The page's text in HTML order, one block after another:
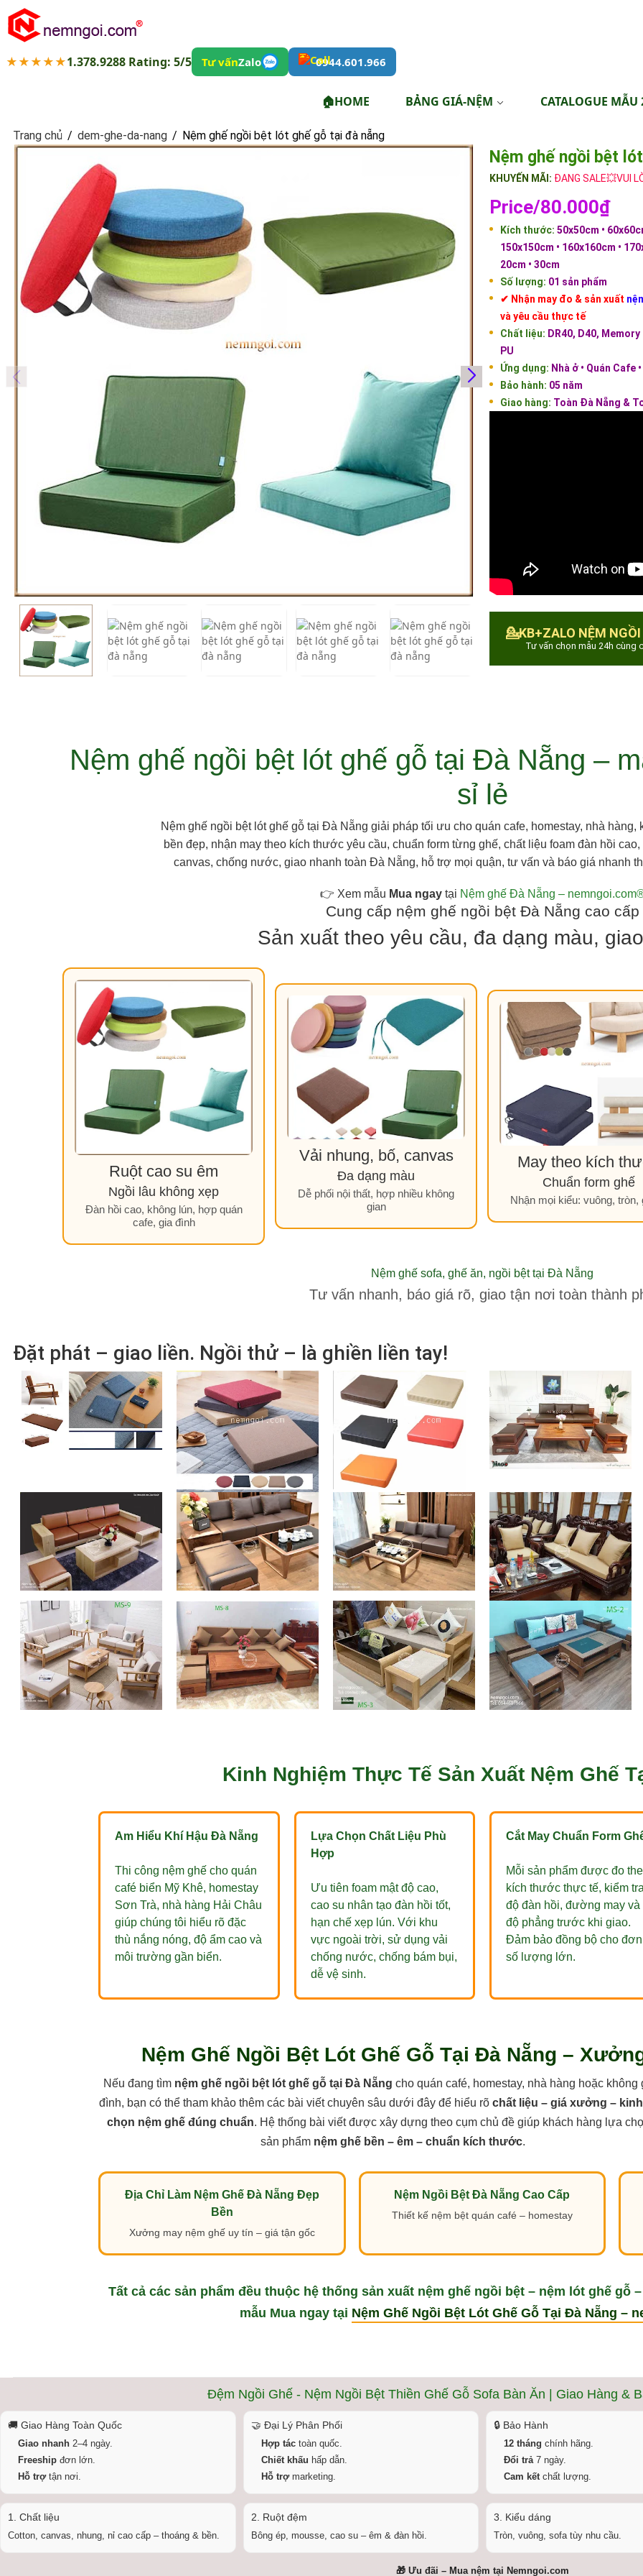
★★★★★1.378.9288 Rating: 5/5 Tư vấnZalo 0944.601.966
🏠HOME BẢNG GIÁ-NỆM CATALOGUE MẪU
Trang chủ / dem-ghe-da-nang / Nệm ghế ngồi bệt lót ghế gỗ tại đà nẵng
Nệm ghế ngồi bệt
KHUYẾN MÃI: ĐANG SALE💥VUI
Price/80.000₫
Kích thước: 50x50cm •
150x150cm • 160x160cm •
20cm • 30cm
Số lượng: 01 sản phẩm
✔ Nhận may đo & sản xuất
và yêu cầu thực tế
Chất liệu: DR40, D40,
PU
Ứng dụng: Nhà ở • Quán Cafe
Bảo hành: 05 năm
Giao hàng: Toàn Đà Nẵng &
💁KB+ZALO NỆM
Tư vấn chọn mẫu 24h cùng
Nệm ghế ngồi bệt lót ghế gỗ tại Đà Nẵng –
sỉ lẻ
Nệm ghế ngồi bệt lót ghế gỗ tại Đà Nẵng giải pháp tối ưu cho quán cafe, homestay, nhà hàng,
bền đẹp, nhận may theo kích thước yêu cầu, chuẩn form từng ghế, chất liệu foam đàn hồi
canvas, chống nước, giao nhanh toàn Đà Nẵng, hỗ trợ mọi quận, tư vấn và báo giá nhanh
👉 Xem mẫu Mua ngaytại Nệm ghế Đà Nẵng –
Cung cấp nệm ghế ngồi bệt Đà Nẵng cao cấp
Sản xuất theo yêu cầu, đa dạng màu,
Ruột cao su êm
Ngồi lâu không xẹp
Đàn hồi cao, không lún, hợp quán
cafe, gia đình
Vải nhung, bố, canvas
Đa dạng màu
Dễ phối nội thất, hợp nhiều không
gian
May theo kích
Chuẩn form ghế
Nhận mọi kiểu: vuông, tròn,
Nệm ghế sofa, ghế ăn, ngồi bệt tại Đà Nẵng
Tư vấn nhanh, báo giá rõ, giao tận nơi toàn thành
Đặt phát – giao liền. Ngồi thử – là ghiền liền tay!
Kinh Nghiệm Thực Tế Sản Xuất Nệm Ghế
Am Hiểu Khí Hậu Đà Nẵng
Thi công nệm ghế cho quán
café biển Mỹ Khê, homestay
Sơn Trà, nhà hàng Hải Châu
giúp chúng tôi hiểu rõ đặc
thù nắng nóng, độ ẩm cao và
môi trường gần biển.
Lựa Chọn Chất Liệu Phù
Hợp
Ưu tiên foam mật độ cao,
cao su nhân tạo đàn hồi tốt,
hạn chế xẹp lún. Với khu
vực ngoài trời, sử dụng vải
chống nước, chống bám bụi,
dễ vệ sinh.
Cắt May Chuẩn Form
Mỗi sản phẩm được đo
kích thước thực tế, kiểm
độ đàn hồi, đường may và
độ phẳng trước khi giao.
Đảm bảo đồng bộ cho đơn
số lượng lớn.
Nệm Ghế Ngồi Bệt Lót Ghế Gỗ Tại Đà Nẵng –
Nếu đang tìm nệm ghế ngồi bệt lót ghế gỗ tại Đà Nẵng cho quán café, homestay, nhà hàng hoặc không
đình, bạn có thể tham khảo thêm các bài viết chuyên sâu dưới đây để hiểu rõ chất liệu – giá xưởng –
chọn nệm ghế đúng chuẩn. Hệ thống bài viết được xây dựng theo cụm chủ đề giúp khách hàng lựa
sản phẩm nệm ghế bền – êm – chuẩn kích thước.
Địa Chỉ Làm Nệm Ghế Đà Nẵng Đẹp
Bền
Xưởng may nệm ghế uy tín – giá tận gốc
Nệm Ngồi Bệt Đà Nẵng Cao Cấp
Thiết kế nệm bệt quán café – homestay
Tất cả các sản phẩm đều thuộc hệ thống sản xuất nệm ghế ngồi bệt – nệm lót ghế gỗ
mẫu Mua ngay tại Nệm Ghế Ngồi Bệt Lót Ghế Gỗ Tại Đà Nẵng –
Đệm Ngồi Ghế - Nệm Ngồi Bệt Thiền Ghế Gỗ Sofa Bàn Ăn | Giao Hàng &
🚚 Giao Hàng Toàn Quốc
Giao nhanh 2–4 ngày.
Freeship đơn lớn.
Hỗ trợtận nơi.
🤝 Đại Lý Phân Phối
Hợp táctoàn quốc.
Chiết khấu hấp dẫn.
Hỗ trợmarketing.
🔒 Bảo Hành
12 tháng chính hãng.
Đổi trả7 ngày.
Cam kếtchất lượng.
1. Chất liệu
Cotton, canvas, nhung, nỉ cao cấp – thoáng & bền.
2. Ruột đệm
Bông ép, mousse, cao su – êm & đàn hồi.
3. Kiểu dáng
Tròn, vuông, sofa tùy nhu cầu.
🎁 Ưu đãi – Mua nệm tại Nemngoi.com